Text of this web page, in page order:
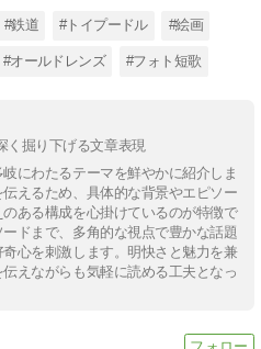
#鉄道 #トイプードル #絵画
#オールドレンズ #フォト短歌
く掘り下げる文章表現
にわたるテーマを鮮やかに紹介しま
えるため、具体的な背景やエピソー
ある構成を心掛けているのが特徴で
ドまで、多角的な視点で豊かな話題
心を刺激します。明快さと魅力を兼
えながらも気軽に読める工夫となっ